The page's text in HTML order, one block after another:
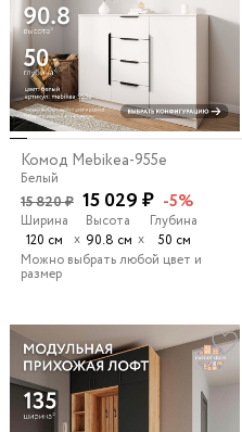
Комод Mebikea-955e
Белый
15 820 ₽ 15 029 ₽ -5%
Ширина
120 см
х
Высота
90.8 см х
Глубина
50 см
Можно выбрать любой цвет и
размер